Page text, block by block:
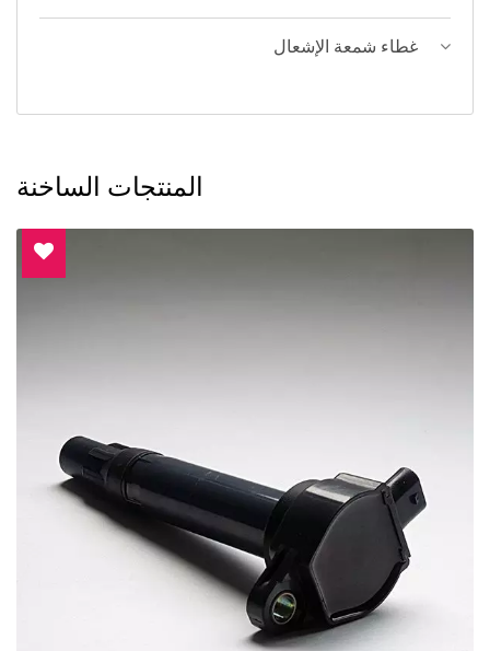
غطاء شمعة الإشعال
المنتجات الساخنة